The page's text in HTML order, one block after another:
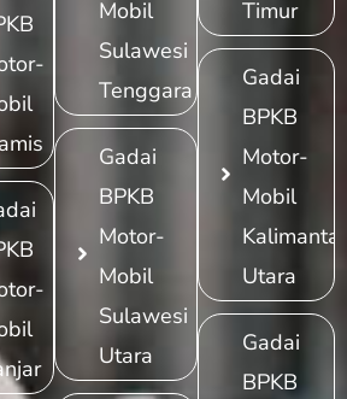
Mobil
Sulawesi
Tenggara
Gadai
BPKB
Motor-
Mobil
Sulawesi
Utara
Timur
Gadai
BPKB
Motor-
Mobil
Utara
Gadai
BPKB